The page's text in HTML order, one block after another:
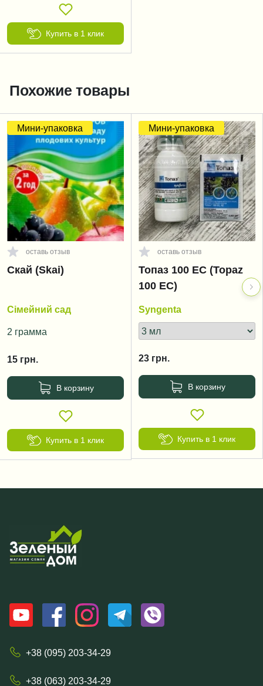
Купить в 1 клик
Похожие товары
Мини-упаковка
оставь отзыв
Скай (Skai)
Сімейний сад
2 грамма
15 грн.
В корзину
Купить в 1 клик
Мини-упаковка
оставь отзыв
Топаз 100 EC (Topaz
100 EC)
Syngenta
23 грн.
В корзину
Купить в 1 клик
+38 (095) 203-34-29
+38 (063) 203-34-29